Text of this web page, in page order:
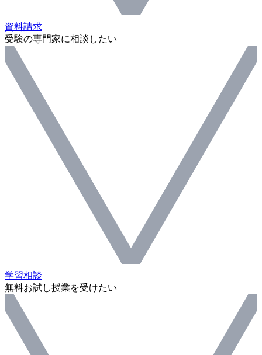
資料請求
受験の専門家に相談したい
学習相談
無料お試し授業を受けたい